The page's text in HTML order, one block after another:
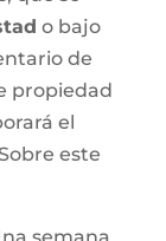
o bajo
de
propiedad
el
este